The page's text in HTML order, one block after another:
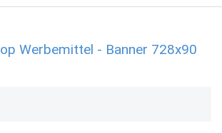
Werbemittel - Banner 728x90